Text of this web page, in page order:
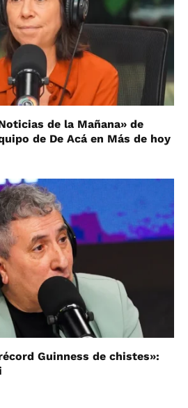
de la Mañana» de
de De Acá en Más de hoy
Guinness de chistes»: